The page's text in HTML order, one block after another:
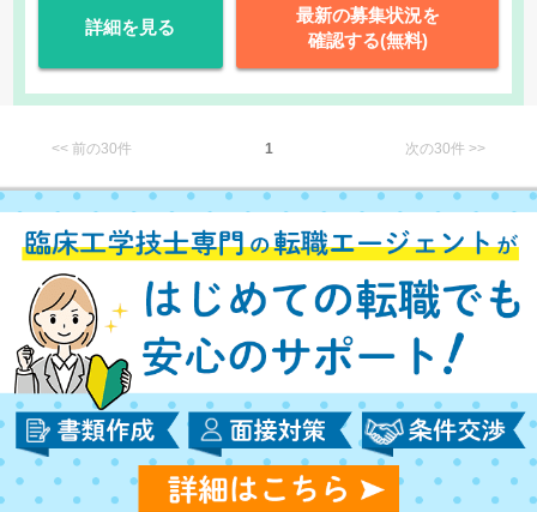
詳細を見る
最新の募集状況を
確認する(無料)
<< 前の30件 1 次の30件 >>